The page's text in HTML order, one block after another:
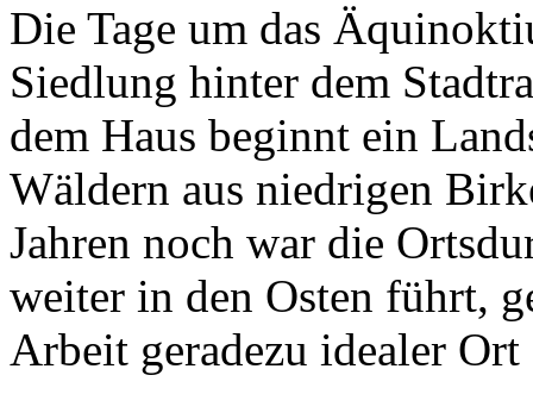
Die Tage um das
Siedlung hinter dem
dem Haus beginnt ein
Wäldern aus niedrigen
Jahren noch war die
weiter in den Osten führt,
Arbeit geradezu idealer